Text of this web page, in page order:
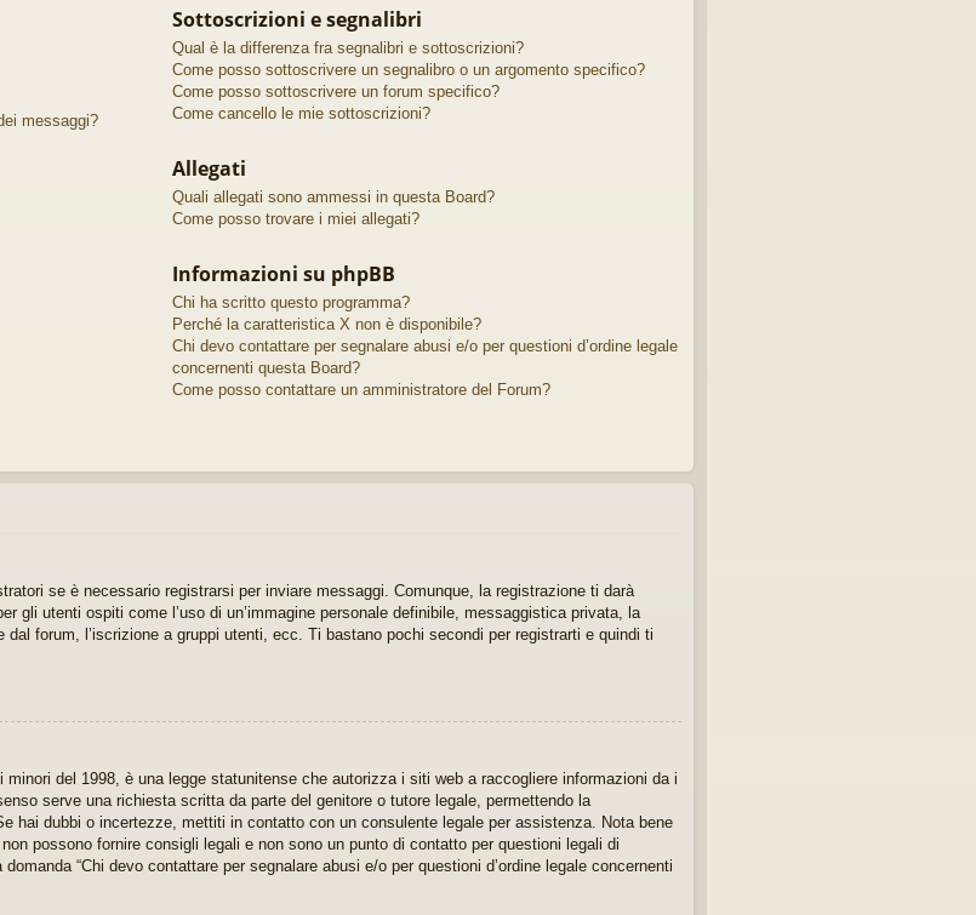
messaggi?
Sottoscrizioni e segnalibri
Qual è la differenza fra segnalibri e sottoscrizioni?
Come posso sottoscrivere un segnalibro o un argomento specifico?
Come posso sottoscrivere un forum specifico?
Come cancello le mie sottoscrizioni?
Allegati
Quali allegati sono ammessi in questa Board?
Come posso trovare i miei allegati?
Informazioni su phpBB
Chi ha scritto questo programma?
Perché la caratteristica X non è disponibile?
Chi devo contattare per segnalare abusi e/o per questioni d’ordine legale
concernenti questa Board?
Come posso contattare un amministratore del Forum?
se è necessario registrarsi per inviare messaggi. Comunque, la registrazione ti darà
gli utenti ospiti come l’uso di un’immagine personale definibile, messaggistica privata, la
forum, l’iscrizione a gruppi utenti, ecc. Ti bastano pochi secondi per registrarti e quindi ti
del 1998, è una legge statunitense che autorizza i siti web a raccogliere informazioni da i
serve una richiesta scritta da parte del genitore o tutore legale, permettendo la
hai dubbi o incertezze, mettiti in contatto con un consulente legale per assistenza. Nota bene
possono fornire consigli legali e non sono un punto di contatto per questioni legali di
“Chi devo contattare per segnalare abusi e/o per questioni d’ordine legale concernenti